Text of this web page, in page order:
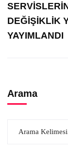
DEĞİŞİKLİK
YAYIMLANDI
Arama